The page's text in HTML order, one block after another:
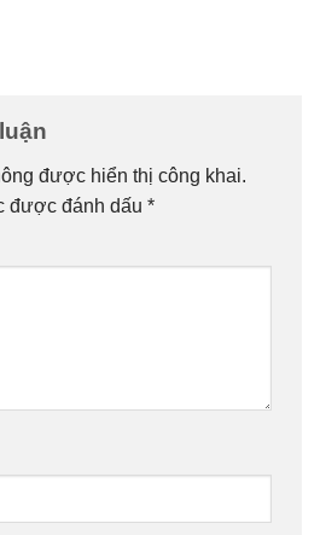
được hiển thị công khai.
được đánh dấu *